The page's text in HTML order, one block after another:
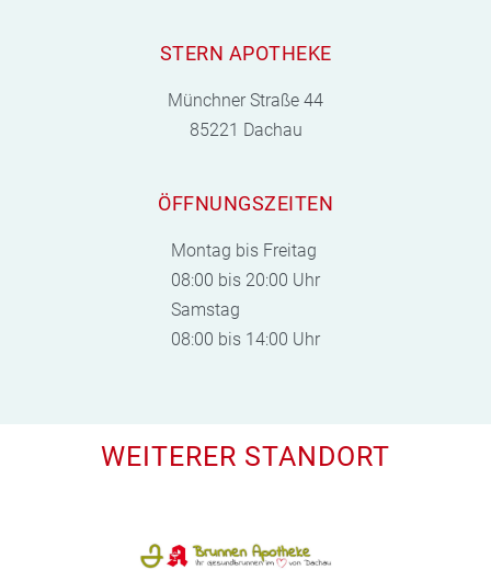
STERN APOTHEKE
Münchner Straße 44
85221 Dachau
ÖFFNUNGSZEITEN
Montag bis Freitag
08:00 bis 20:00 Uhr
Samstag
08:00 bis 14:00 Uhr
WEITERER STANDORT